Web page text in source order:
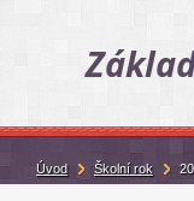
Úvod Školní rok